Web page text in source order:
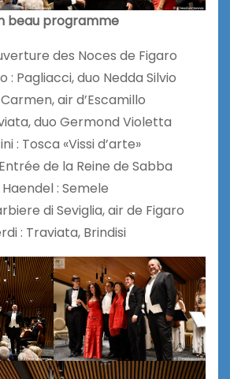
beau programme
des Noces de Figaro
: Pagliacci, duo Nedda Silvio
air d’Escamillo
duo Germond Violetta
: Tosca «Vissi d’arte»
de la Reine de Sabba
Haendel : Semele
di Seviglia, air de Figaro
: Traviata, Brindisi